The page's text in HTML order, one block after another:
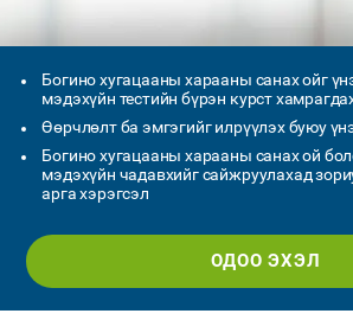
Богино хугацааны харааны санах ойг
мэдэхүйн тестийн бүрэн курст
Өөрчлөлт ба эмгэгийг илрүүлэх буюу
Богино хугацааны харааны санах ой
мэдэхүйн чадавхийг сайжруулахад
арга хэрэгсэл
ОДОО ЭХЭЛ